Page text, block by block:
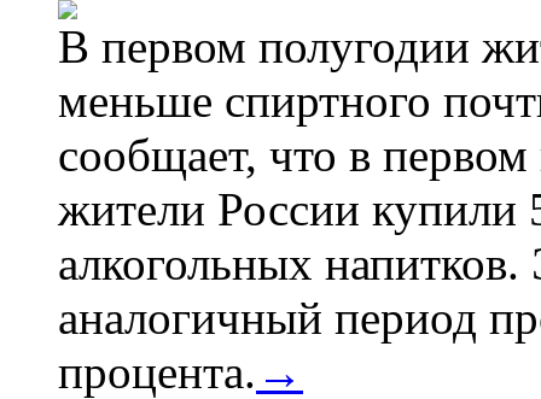
В первом полугодии
меньше спиртного
сообщает, что в
жители России купили
алкогольных
аналогичный период
процента. →